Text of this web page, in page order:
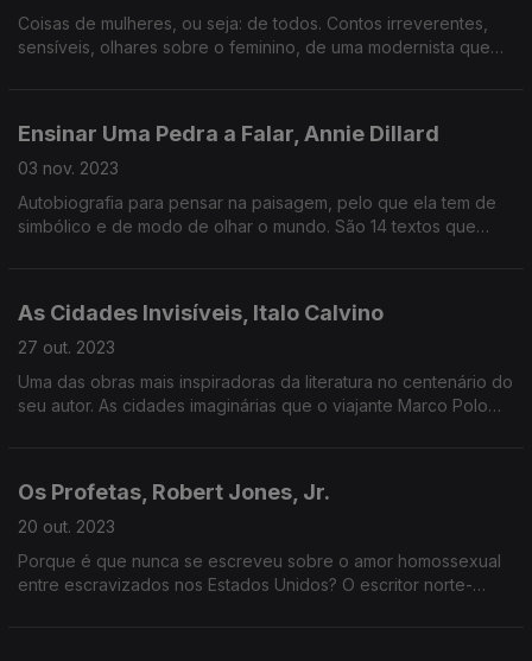
Coisas de mulheres, ou seja: de todos. Contos irreverentes,
sensíveis, olhares sobre o feminino, de uma modernista que
Ensinar Uma Pedra a Falar, Annie Dillard
03 nov. 2023
Autobiografia para pensar na paisagem, pelo que ela tem de
simbólico e de modo de olhar o mundo. São 14 textos que
As Cidades Invisíveis, Italo Calvino
27 out. 2023
Uma das obras mais inspiradoras da literatura no centenário do
seu autor. As cidades imaginárias que o viajante Marco Polo
Os Profetas, Robert Jones, Jr.
20 out. 2023
Porque é que nunca se escreveu sobre o amor homossexual
entre escravizados nos Estados Unidos? O escritor norte-